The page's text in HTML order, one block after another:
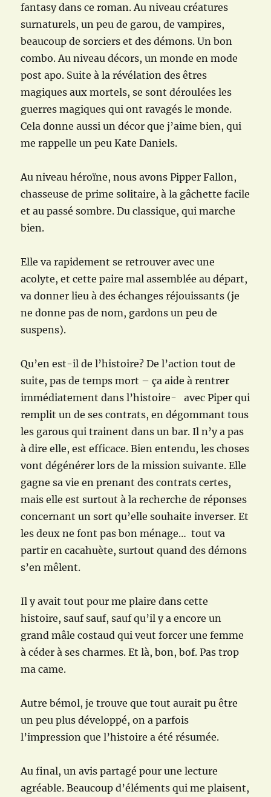
fantasy dans ce roman. Au niveau créatures
surnaturels, un peu de garou, de vampires,
beaucoup de sorciers et des démons. Un bon
combo. Au niveau décors, un monde en mode
post apo. Suite à la révélation des êtres
magiques aux mortels, se sont déroulées les
guerres magiques qui ont ravagés le monde.
Cela donne aussi un décor que j’aime bien, qui
me rappelle un peu Kate Daniels.
Au niveau héroïne, nous avons Pipper Fallon,
chasseuse de prime solitaire, à la gâchette facile
et au passé sombre. Du classique, qui marche
bien.
Elle va rapidement se retrouver avec une
acolyte, et cette paire mal assemblée au départ,
va donner lieu à des échanges réjouissants (je
ne donne pas de nom, gardons un peu de
suspens).
Qu’en est-il de l’histoire? De l’action tout de
suite, pas de temps mort – ça aide à rentrer
immédiatement dans l’histoire- avec Piper qui
remplit un de ses contrats, en dégommant tous
les garous qui trainent dans un bar. Il n’y a pas
à dire elle, est efficace. Bien entendu, les choses
vont dégénérer lors de la mission suivante. Elle
gagne sa vie en prenant des contrats certes,
mais elle est surtout à la recherche de réponses
concernant un sort qu’elle souhaite inverser. Et
les deux ne font pas bon ménage… tout va
partir en cacahuète, surtout quand des démons
s’en mêlent.
Il y avait tout pour me plaire dans cette
histoire, sauf sauf, sauf qu’il y a encore un
grand mâle costaud qui veut forcer une femme
à céder à ses charmes. Et là, bon, bof. Pas trop
ma came.
Autre bémol, je trouve que tout aurait pu être
un peu plus développé, on a parfois
l’impression que l’histoire a été résumée.
Au final, un avis partagé pour une lecture
agréable. Beaucoup d’éléments qui me plaisent,